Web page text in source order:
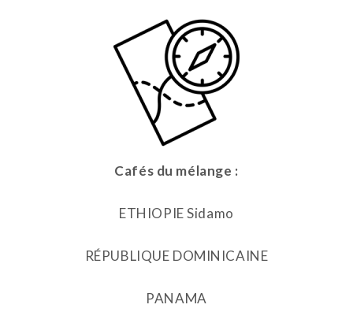
Cafés du mélange :
ETHIOPIE Sidamo
RÉPUBLIQUE DOMINICAINE
PANAMA